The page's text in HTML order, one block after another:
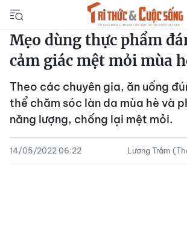
Mẹo dùng thực phẩm
cảm giác mệt mỏi mùa
Theo các chuyên gia, ăn uống
thể chăm sóc làn da mùa hè và
năng lượng, chống lại mệt mỏi.
14/05/2022 06:22 Lương Trâm